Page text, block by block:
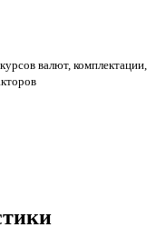
валют, комплектации,